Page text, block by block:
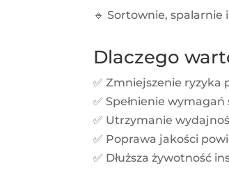
🔹 Sortownie, spalarnie
Dlaczego
✅ Zmniejszenie ryzyka
✅ Spełnienie
✅ Utrzymanie
✅ Poprawa jakości
✅ Dłuższa żywotność